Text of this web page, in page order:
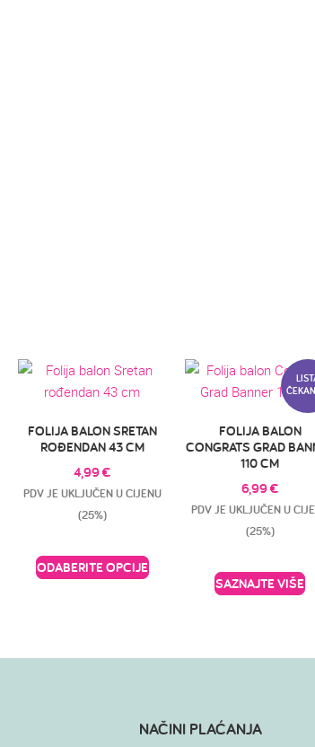
FOLIJA BALON SRETAN
ROĐENDAN 43 CM
4,99€
PDV JE UKLJUČEN U CIJENU
(25%)
ODABERITE OPCIJE
FOLIJA BALON
CONGRATS GRAD
110 CM
6,99€
PDV JE UKLJUČEN U
(25%)
SAZNAJTE VIŠE
NAČINI PLAĆANJA